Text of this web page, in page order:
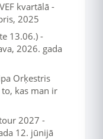
kvartālā -
2025
13.06.) -
2026. gada
Orķestris
kas man ir
2027 -
12. jūnijā